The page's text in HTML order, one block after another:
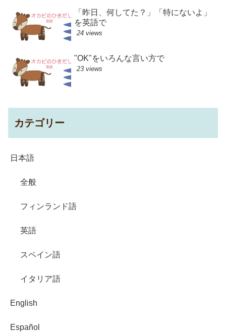
「昨日、何してた？」「特にないよ」
を英語で
24 views
"OK"をいろんな言い方で
23 views
カテゴリー
日本語
全般
フィンランド語
英語
スペイン語
イタリア語
English
Español